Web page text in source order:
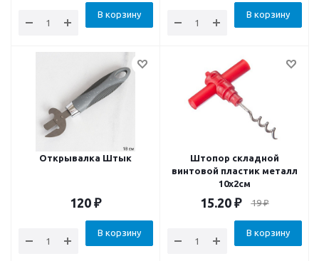
В корзину В корзину
Открывалка Штык
120 ₽
В корзину
Штопор складной
винтовой пластик металл
10х2см
15.20₽ 19₽
В корзину